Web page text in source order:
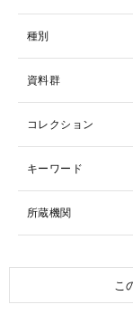
種別
資料群
コレクション
キーワード
所蔵機関
こ